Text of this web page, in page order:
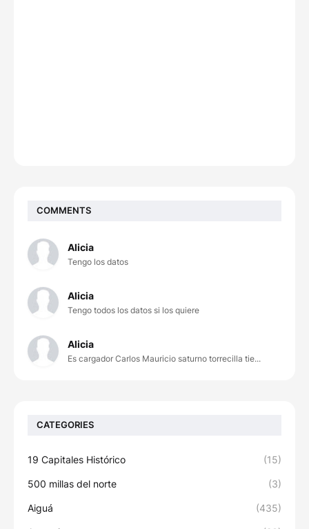
COMMENTS
Alicia
Tengo los datos
Alicia
Tengo todos los datos si los quiere
Alicia
Es cargador Carlos Mauricio saturno torrecilla tie...
CATEGORIES
19 Capitales Histórico (15)
500 millas del norte (3)
Aiguá (435)